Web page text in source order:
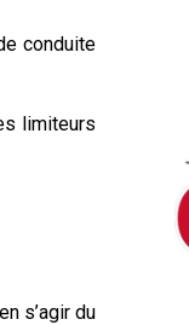
conduite
limiteurs
s’agir du